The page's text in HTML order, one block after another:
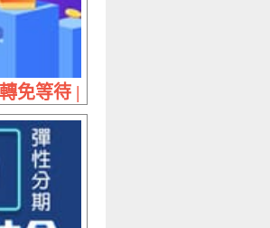
免擔心
免等待 | 40萬內 保證最低利